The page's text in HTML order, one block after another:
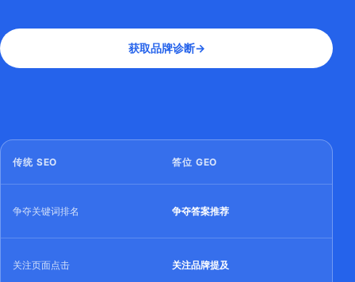
获取品牌诊断→
传统 SEO 答位 GEO
争夺关键词排名 争夺答案推荐
关注页面点击 关注品牌提及